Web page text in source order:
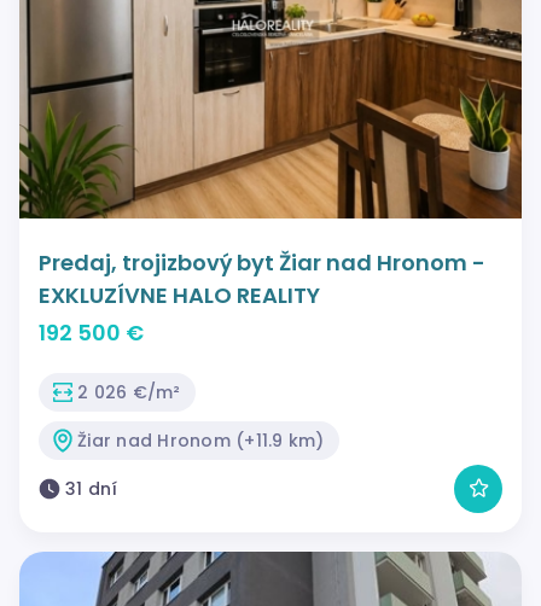
Predaj, trojizbový byt Žiar nad Hronom -
EXKLUZÍVNE HALO REALITY
192 500 €
2 026 €/m²
Žiar nad Hronom (+11.9 km)
31 dní